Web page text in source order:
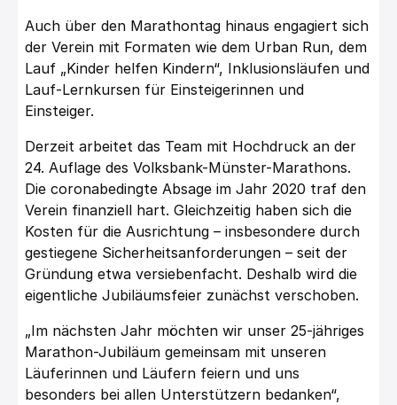
Auch über den Marathontag hinaus engagiert sich
der Verein mit Formaten wie dem Urban Run, dem
Lauf „Kinder helfen Kindern“, Inklusionsläufen und
Lauf-Lernkursen für Einsteigerinnen und
Einsteiger.
Derzeit arbeitet das Team mit Hochdruck an der
24. Auflage des Volksbank-Münster-Marathons.
Die coronabedingte Absage im Jahr 2020 traf den
Verein finanziell hart. Gleichzeitig haben sich die
Kosten für die Ausrichtung – insbesondere durch
gestiegene Sicherheitsanforderungen – seit der
Gründung etwa versiebenfacht. Deshalb wird die
eigentliche Jubiläumsfeier zunächst verschoben.
„Im nächsten Jahr möchten wir unser 25-jähriges
Marathon-Jubiläum gemeinsam mit unseren
Läuferinnen und Läufern feiern und uns
besonders bei allen Unterstützern bedanken“,